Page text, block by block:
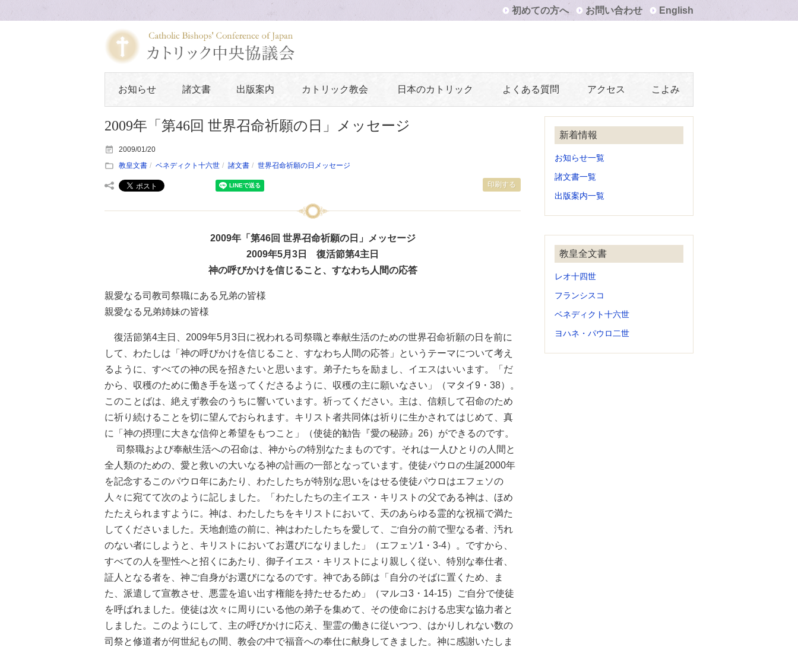
初めての方へ お問い合わせ English
お知らせ 諸文書 出版案内 カトリック教会 日本のカトリック よくある質問 アクセス こよみ
2009年「第46回 世界召命祈願の日」メッセージ
印刷する
2009/01/20
教皇文書
ベネディクト十六世 諸文書 世界召命祈願の日メッセージ
2009年「第46回 世界召命祈願の日」メッセージ
2009年5月3日 復活節第4主日
神の呼びかけを信じること、すなわち人間の応答
親愛なる司教司祭職にある兄弟の皆様
親愛なる兄弟姉妹の皆様
復活節第4主日、2009年5月3日に祝われる司祭職と奉献生活のための世界召命祈願の日を前に
して、わたしは「神の呼びかけを信じること、すなわち人間の応答」というテーマについて考え
るように、すべての神の民を招きたいと思います。弟子たちを励まし、イエスはいいます。「だ
から、収穫のために働き手を送ってくださるように、収穫の主に願いなさい」（マタイ9・38）。
このことばは、絶えず教会のうちに響いています。祈ってください。主は、信頼して召命のため
に祈り続けることを切に望んでおられます。キリスト者共同体は祈りに生かされてはじめて、真
に「神の摂理に大きな信仰と希望をもつこと」（使徒的勧告『愛の秘跡』26）ができるのです。
司祭職および奉献生活への召命は、神からの特別なたまものです。それは一人ひとりの人間と
全人類のための、愛と救いの大いなる神の計画の一部となっています。使徒パウロの生誕2000年
を記念するこのパウロ年にあたり、わたしたちが特別な思いをはせる使徒パウロはエフェソの
人々に宛てて次のように記しました。「わたしたちの主イエス・キリストの父である神は、ほめ
たたえられますように。神は、わたしたちをキリストにおいて、天のあらゆる霊的な祝福で満た
してくださいました。天地創造の前に、神はわたしたちを愛して、ご自分の前で聖なる者、汚れ
のない者にしようと、キリストにおいてお選びになりました」（エフェソ1・3-4）。ですから、
すべての人を聖性へと招くにあたり、御子イエス・キリストにより親しく従い、特別な奉仕者、
証人となる者を、神ご自身がお選びになるのです。神である師は「自分のそばに置くため、ま
た、派遣して宣教させ、悪霊を追い出す権能を持たせるため」（マルコ3・14-15）ご自分で使徒
を呼ばれました。使徒は次々に周りにいる他の弟子を集めて、その使命における忠実な協力者と
しました。このようにして、主の呼びかけに応え、聖霊の働きに従いつつ、はかりしれない数の
司祭と修道者が何世紀もの間、教会の中で福音への奉仕に献身してきました。神に感謝いたしま
新着情報
お知らせ一覧
諸文書一覧
出版案内一覧
教皇全文書
レオ十四世
フランシスコ
ベネディクト十六世
ヨハネ・パウロ二世